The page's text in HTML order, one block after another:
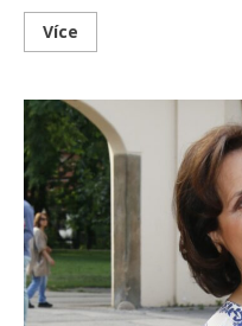
Více
more
Petra
Kotvalda
s
tatínkem
už
10
let
jezdí
po
koncertech.
Živí
se
přitom
jako